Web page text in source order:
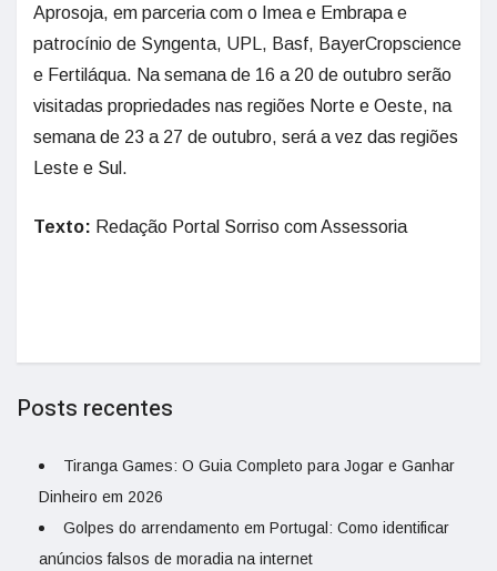
Aprosoja, em parceria com o Imea e Embrapa e
patrocínio de Syngenta, UPL, Basf, BayerCropscience
e Fertiláqua. Na semana de 16 a 20 de outubro serão
visitadas propriedades nas regiões Norte e Oeste, na
semana de 23 a 27 de outubro, será a vez das regiões
Leste e Sul.
Texto: Redação Portal Sorriso com Assessoria
Posts recentes
Tiranga Games: O Guia Completo para Jogar e Ganhar
Dinheiro em 2026
Golpes do arrendamento em Portugal: Como identificar
anúncios falsos de moradia na internet